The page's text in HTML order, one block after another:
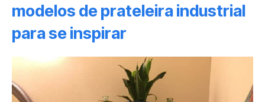
modelos de prateleira industrial
para se inspirar